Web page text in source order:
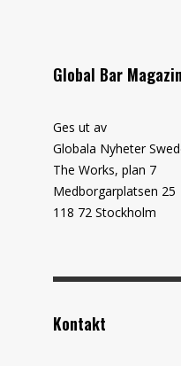
Global Bar
Ges ut av
Globala Nyheter
The Works, plan 7
Medborgarplatsen 25
118 72 Stockholm
Kontakt